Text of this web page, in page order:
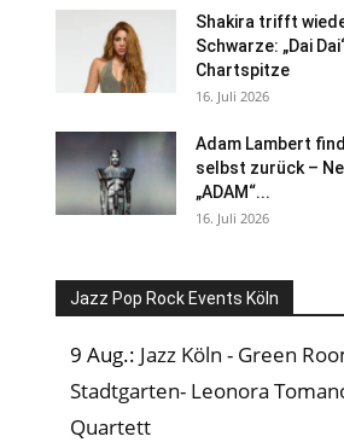
Shakira trifft
Schwarze: „Dai
Chartspitze
16. Juli 2026
Adam Lambert
selbst zurück –
„ADAM“...
16. Juli 2026
Jazz Pop Rock Events Köln
9 Aug.: Jazz Köln - Green
Stadtgarten- Leonora
Quartett